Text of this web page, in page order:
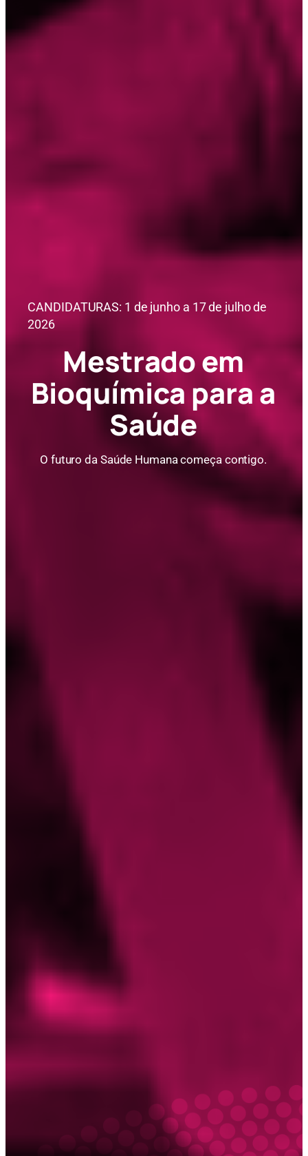
CANDIDATURAS: 1 de junho a 17 de julho de
2026
Mestrado em
Bioquímica para a
Saúde
O futuro da Saúde Humana começa contigo.